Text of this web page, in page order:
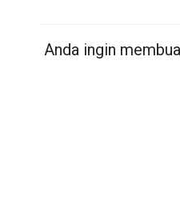
Anda ingin